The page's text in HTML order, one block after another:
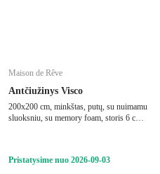
Maison de Rêve
Antčiužinys Visco
200x200 cm, minkštas, putų, su nuimamu
sluoksniu, su memory foam, storis 6 cm,
Pristatysime nuo 2026‑09‑03